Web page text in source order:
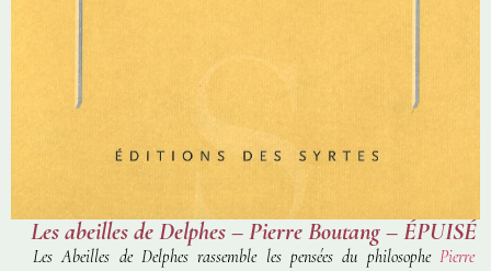
Les abeilles de Delphes – Pierre Boutang – ÉPUISÉ
Les Abeilles de Delphes rassemble les pensées du philosophe Pierre